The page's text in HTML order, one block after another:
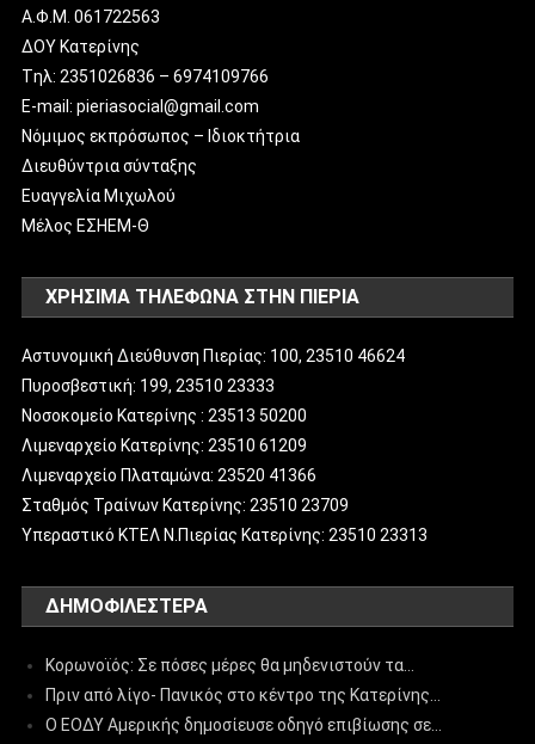
Α.Φ.Μ. 061722563
ΔΟΥ Κατερίνης
Tηλ: 2351026836 – 6974109766
E-mail: pieriasocial@gmail.com
Νόμιμος εκπρόσωπος – Ιδιοκτήτρια
Διευθύντρια σύνταξης
Ευαγγελία Μιχωλού
Μέλος ΕΣΗΕΜ-Θ
ΧΡΗΣΙΜΑ ΤΗΛΕΦΩΝΑ ΣΤΗΝ ΠΙΕΡΙΑ
Αστυνομική Διεύθυνση Πιερίας: 100, 23510 46624
Πυροσβεστική: 199, 23510 23333
Νοσοκομείο Κατερίνης : 23513 50200
Λιμεναρχείο Κατερίνης: 23510 61209
Λιμεναρχείο Πλαταμώνα: 23520 41366
Σταθμός Τραίνων Κατερίνης: 23510 23709
Υπεραστικό ΚΤΕΛ Ν.Πιερίας Κατερίνης: 23510 23313
ΔΗΜΟΦΙΛΈΣΤΕΡΑ
Κορωνοϊός: Σε πόσες μέρες θα μηδενιστούν τα…
Πριν από λίγο- Πανικός στο κέντρο της Κατερίνης…
Ο ΕΟΔΥ Αμερικής δημοσίευσε οδηγό επιβίωσης σε…